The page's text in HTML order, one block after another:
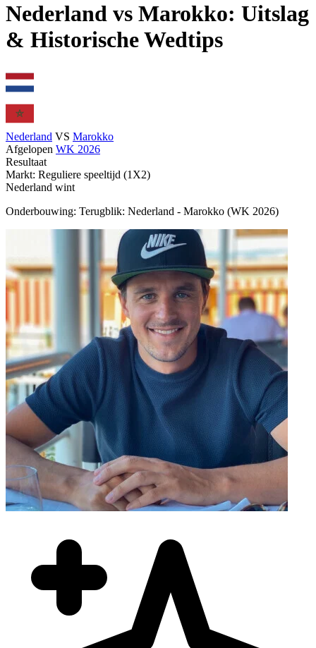
Nederland vs Marokko: Uitslag
& Historische Wedtips
Nederland VS Marokko
Afgelopen WK 2026
Resultaat
Markt: Reguliere speeltijd (1X2)
Nederland wint
Onderbouwing: Terugblik: Nederland - Marokko (WK 2026)